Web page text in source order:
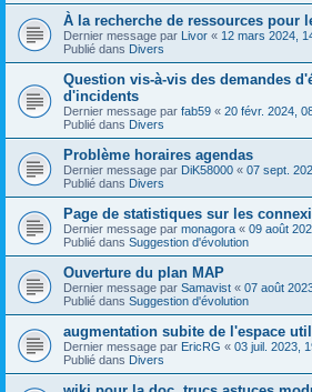
À la recherche de ressources pour
Dernier message par Livor « 12 mars 2024,
Publié dans Divers
Question vis-à-vis des demandes
d'incidents
Dernier message par fab59 « 20 févr. 2024,
Publié dans Divers
Problème horaires agendas
Dernier message par DiK58000 « 07 sept.
Publié dans Divers
Page de statistiques sur les
Dernier message par monagora « 09 août
Publié dans Suggestion d'évolution
Ouverture du plan MAP
Dernier message par Samavist « 07 août
Publié dans Suggestion d'évolution
augmentation subite de l'espace
Dernier message par EricRG « 03 juil. 2023,
Publié dans Divers